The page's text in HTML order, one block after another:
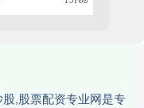
,股票配资专业网是专